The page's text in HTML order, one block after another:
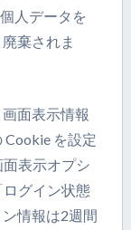
人データを
棄されま
面表示情報
を設定
表示オプシ
ログイン状態
情報は2週間